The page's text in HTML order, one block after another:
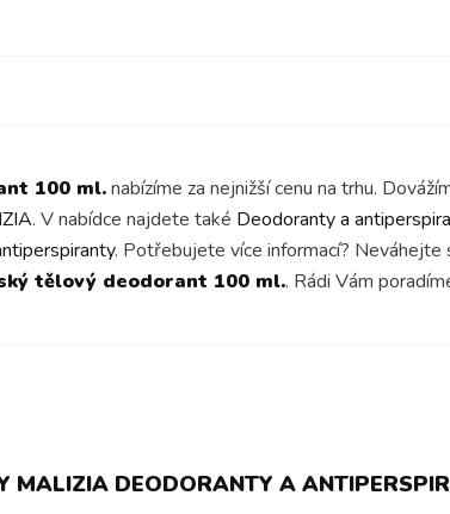
100 ml.nabízíme za nejnižší cenu na trhu.
. V nabídce najdete také Deodoranty a
. Potřebujete více informací?
tělový deodorant 100 ml.. Rádi Vám
MALIZIA DEODORANTY A